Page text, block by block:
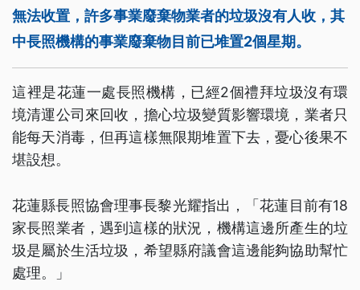
無法收置，許多事業廢棄物業者的垃圾沒有人收，其
中長照機構的事業廢棄物目前已堆置2個星期。
這裡是花蓮一處長照機構，已經2個禮拜垃圾沒有環
境清運公司來回收，擔心垃圾變質影響環境，業者只
能每天消毒，但再這樣無限期堆置下去，憂心後果不
堪設想。
花蓮縣長照協會理事長黎光耀指出，「花蓮目前有18
家長照業者，遇到這樣的狀況，機構這邊所產生的垃
圾是屬於生活垃圾，希望縣府議會這邊能夠協助幫忙
處理。」